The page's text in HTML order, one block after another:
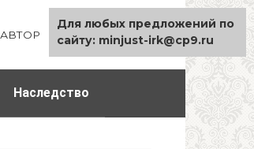
АВТОР КАРТА САЙТА
Наследство
Для любых предложений по
сайту: minjust-irk@cp9.ru